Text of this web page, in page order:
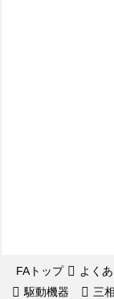
FAトップ よく
駆動機器
三